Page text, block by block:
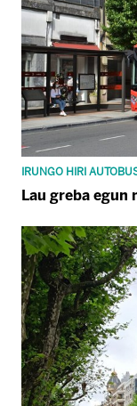
IRUNGO HIRI
Lau greba egun